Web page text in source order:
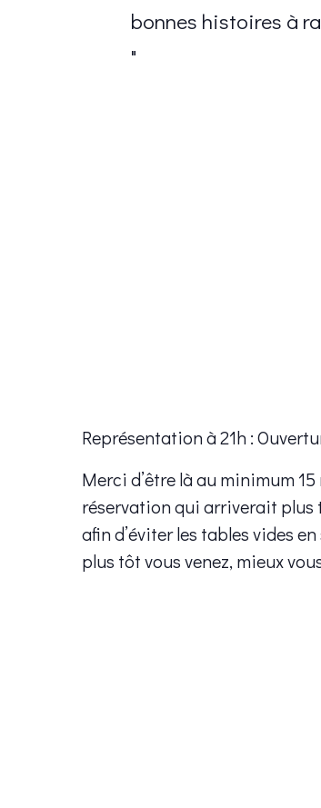
bonnes histoires à
Représentation à 21h :
Merci d’être là au minimum
réservation qui arriverait plus
afin d’éviter les tables vides
plus tôt vous venez, mieux